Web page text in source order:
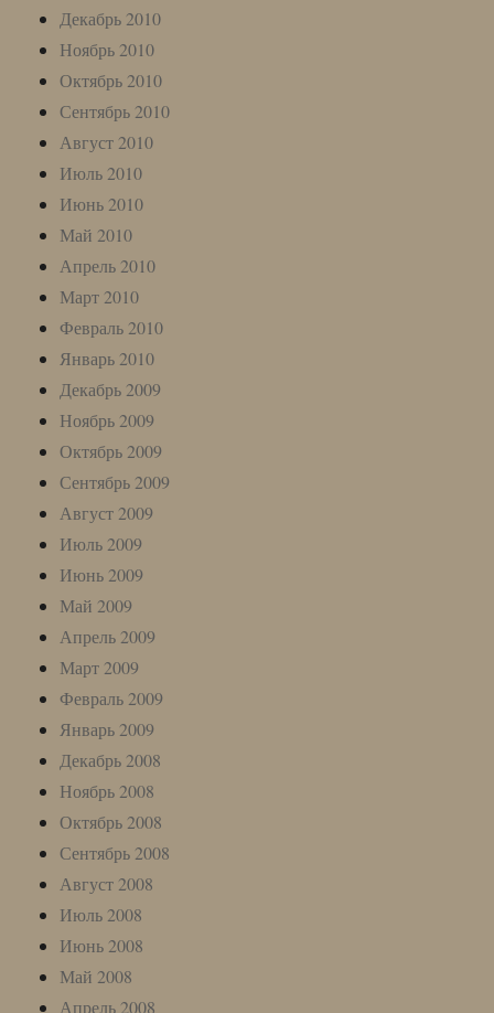
Декабрь 2010
Ноябрь 2010
Октябрь 2010
Сентябрь 2010
Август 2010
Июль 2010
Июнь 2010
Май 2010
Апрель 2010
Март 2010
Февраль 2010
Январь 2010
Декабрь 2009
Ноябрь 2009
Октябрь 2009
Сентябрь 2009
Август 2009
Июль 2009
Июнь 2009
Май 2009
Апрель 2009
Март 2009
Февраль 2009
Январь 2009
Декабрь 2008
Ноябрь 2008
Октябрь 2008
Сентябрь 2008
Август 2008
Июль 2008
Июнь 2008
Май 2008
Апрель 2008